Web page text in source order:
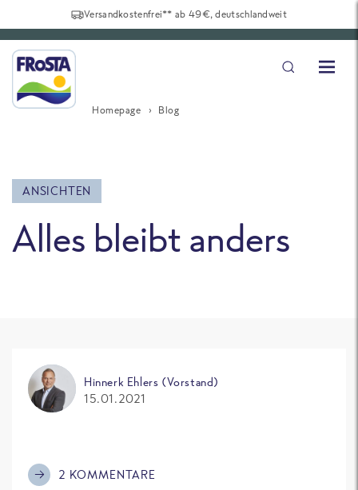
Versandkostenfrei** ab 49€, deutschlandweit
Homepage Blog
ANSICHTEN
Alles bleibt anders
Hinnerk Ehlers (Vorstand)
15.01.2021
2 KOMMENTARE